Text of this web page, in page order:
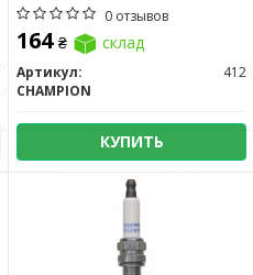
0 отзывов
164 ₴ склад
Артикул:
412
CHAMPION
КУПИТЬ